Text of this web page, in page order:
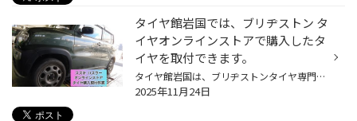
タイヤ館岩国では、ブリヂストン タ
イヤオンラインストアで購入したタ
イヤを取付できます。
タイヤ館岩国は、ブリヂストンタイヤ専門店になります。 今回は、ブリヂストン タイヤオンラインストアからスズキ ハスラーのお客様の依頼でタイヤ取り付け作業をさせていただきました。 取付日の3日ぐらい前に店舗にタイヤがブリヂストン オンラインストアから送られてきます。 今回取り付けするタ...
2025年11月24日